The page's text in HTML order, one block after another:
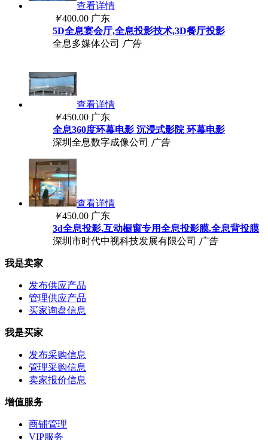
查看详情
￥400.00 广东
5D全息宴会厅,全息投影技术,3D餐厅投影
全息多媒体公司 广告
查看详情
￥450.00 广东
全息360度环幕电影 沉浸式影院 环幕电影
深圳全息数字成像公司 广告
查看详情
￥450.00 广东
3d全息投影.互动橱窗专用全息投影膜.全息背投膜
深圳市时代中视科技发展有限公司 广告
我是卖家
发布供应产品
管理供应产品
买家询盘信息
我是买家
发布采购信息
管理采购信息
卖家报价信息
增值服务
商铺管理
VIP服务